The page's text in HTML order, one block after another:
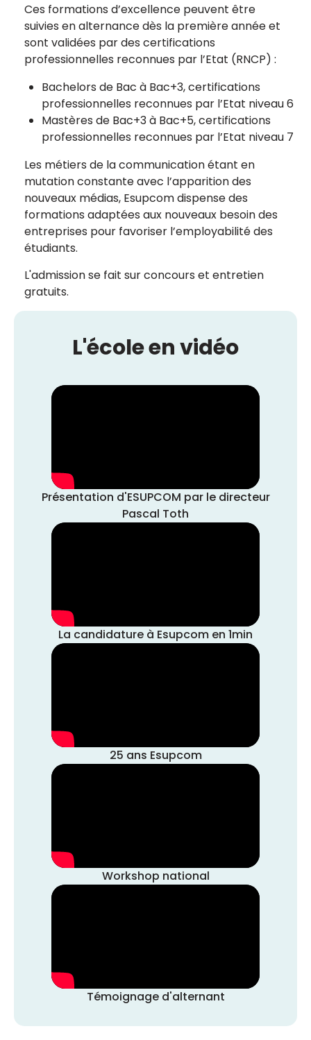
Ces formations d’excellence peuvent être
suivies en alternance dès la première année et
sont validées par des certifications
professionnelles reconnues par l’Etat (RNCP) :
Bachelors de Bac à Bac+3, certifications
professionnelles reconnues par l’Etat niveau 6
Mastères de Bac+3 à Bac+5, certifications
professionnelles reconnues par l’Etat niveau 7
Les métiers de la communication étant en
mutation constante avec l’apparition des
nouveaux médias, Esupcom dispense des
formations adaptées aux nouveaux besoin des
entreprises pour favoriser l’employabilité des
étudiants.
L'admission se fait sur concours et entretien
gratuits.
L'école en vidéo
Présentation d'ESUPCOM par le directeur
Pascal Toth
La candidature à Esupcom en 1min
25 ans Esupcom
Workshop national
Témoignage d'alternant